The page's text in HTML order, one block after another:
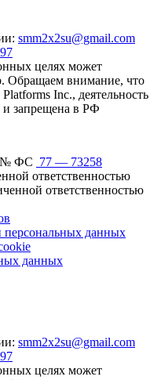
smm2x2su@gmail.com
целях может
Обращаем внимание, что
Inc., деятельность
и запрещена в РФ
№ ФС 77 — 73258
ответственностью
ответственностью
данных
данных
smm2x2su@gmail.com
целях может